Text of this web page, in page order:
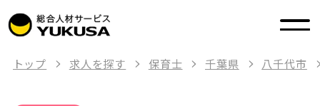
トップ 求人を探す 保育士 千葉県 八千代市